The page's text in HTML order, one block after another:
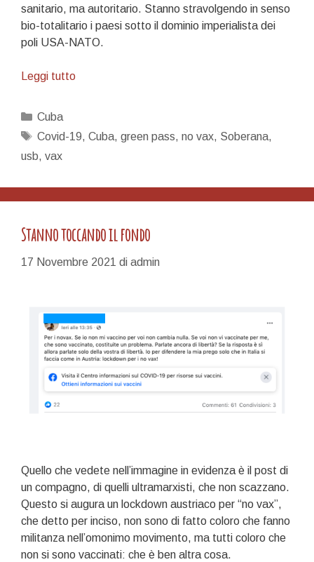
sanitario, ma autoritario. Stanno stravolgendo in senso
bio-totalitario i paesi sotto il dominio imperialista dei
poli USA-NATO.
Leggi tuttoC’è
Categorie
Cuba
Tag
Covid-19, Cuba, green pass, no vax, Soberana,
usb, vax
Stanno toccando il fondo
17 Novembre 2021 di admin
Quello che vedete nell’immagine in evidenza è il post di
un compagno, di quelli ultramarxisti, che non scazzano.
Questo si augura un lockdown austriaco per “no vax”,
che detto per inciso, non sono di fatto coloro che fanno
militanza nell’omonimo movimento, ma tutti coloro che
non si sono vaccinati: che è ben altra cosa.